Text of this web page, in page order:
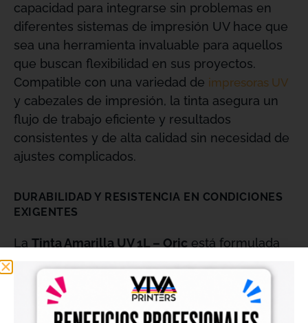
capacidad para integrarse sin problemas en
diferentes sistemas de impresión UV hace que
sea una herramienta invaluable para aquellos
que buscan flexibilidad en sus proyectos.
Compatible con una variedad de impresoras UV
y cabezales de impresión, la tinta asegura un
flujo de trabajo eficiente y resultados
consistentes y de alta calidad sin necesidad de
ajustes complicados.
DURABILIDAD Y RESISTENCIA EN CONDICIONES
EXIGENTES
La Tinta Amarilla UV 1L – Oric está formulada
para ofrecer una durabilidad excepcional,
resistiendo el desgaste y la decoloración
incluso en condiciones difíciles. Su fórmula
avanzada asegura que tus impresiones